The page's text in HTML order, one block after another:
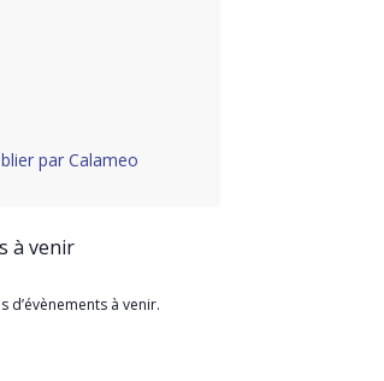
par Calameo
à venir
d’évènements à venir.